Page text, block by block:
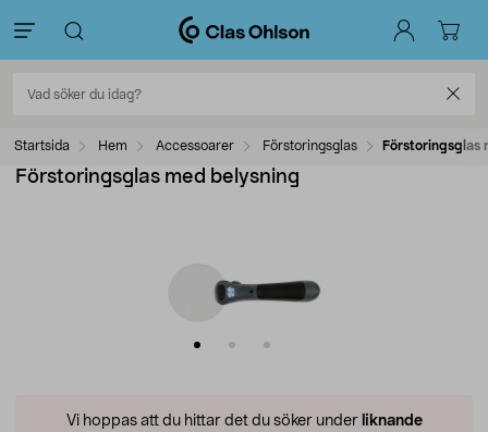
Startsida Hem Accessoarer Förstoringsglas Förstoringsglas
Förstoringsglas med belysning
Vi hoppas att du hittar det du söker under liknande